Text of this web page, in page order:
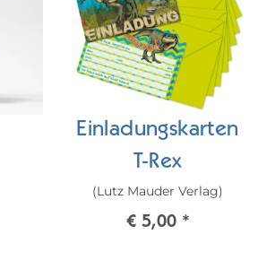
Einladungskarten
T-Rex
(Lutz Mauder Verlag)
€ 5,00 *